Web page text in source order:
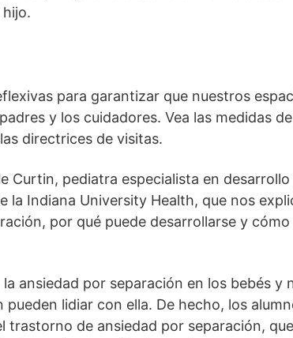
para garantizar que nuestros
y los cuidadores. Vea las medidas
directrices de visitas.
Curtin, pediatra especialista en
la Indiana University Health, que nos
por qué puede desarrollarse y
ansiedad por separación en los bebés y
lidiar con ella. De hecho, los
trastorno de ansiedad por separación,